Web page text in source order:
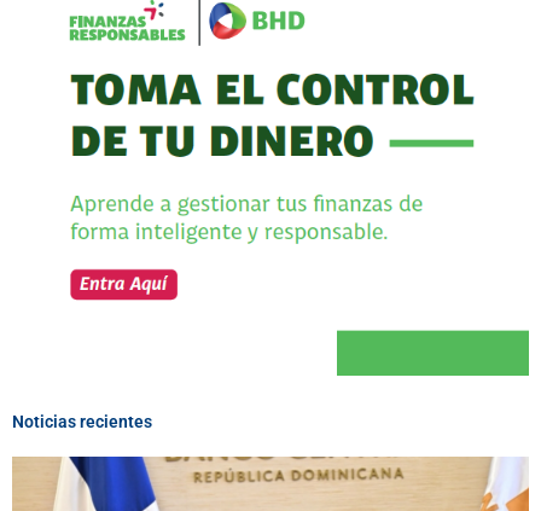
Noticias recientes